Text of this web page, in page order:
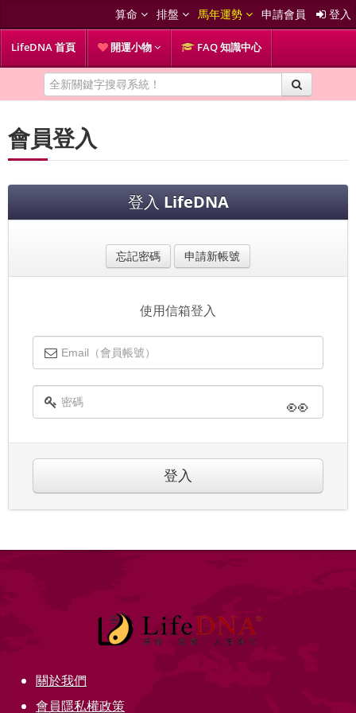
算命 排盤 馬年運勢 申請會員 登入
LifeDNA 首頁 開運小物 FAQ 知識中心
會員登入
登入 LifeDNA
忘記密碼 申請新帳號
使用信箱登入
👀
登入
關於我們
會員隱私權政策